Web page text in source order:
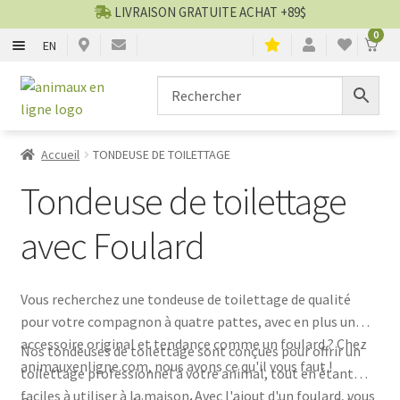
EN
0
Aller
à
navigation
Aller
au
LIVRAISON GRATUITE ACHAT +89$
CHIENS
🍁 PRODUITS CANADIEN
VENTES
Accueil TONDEUSE DE TOILETTAGE
Tondeuse de toilettage
avec Foulard
Vous recherchez une tondeuse de toilettage de qualité
pour votre compagnon à quatre pattes, avec en plus un
accessoire original et tendance comme un foulard ? Chez
animauxenligne.com, nous avons ce qu'il vous faut !
Nos tondeuses de toilettage sont conçues pour offrir un
toilettage professionnel à votre animal, tout en étant
faciles à utiliser à la maison. Avec l'ajout d'un foulard, vous